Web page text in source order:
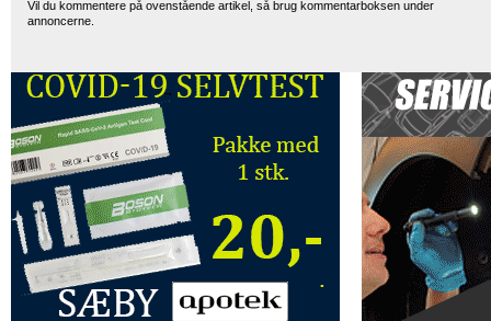
Vil du kommentere på ovenstående artikel, så brug kommentarboksen under
annoncerne.